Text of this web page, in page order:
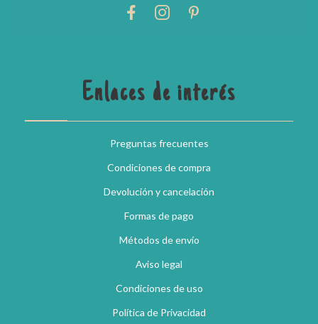
Enlaces de interés
Preguntas frecuentes
Condiciones de compra
Devolución y cancelación
Formas de pago
Métodos de envío
Aviso legal
Condiciones de uso
Política de Privacidad